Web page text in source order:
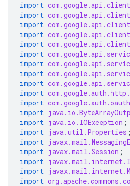
import
import
import
import
import
import
import
import
import
import
import
import
import java.io.IOException ;
import java.util.Properties ;
import
import javax.mail.Session ;
import
import
import